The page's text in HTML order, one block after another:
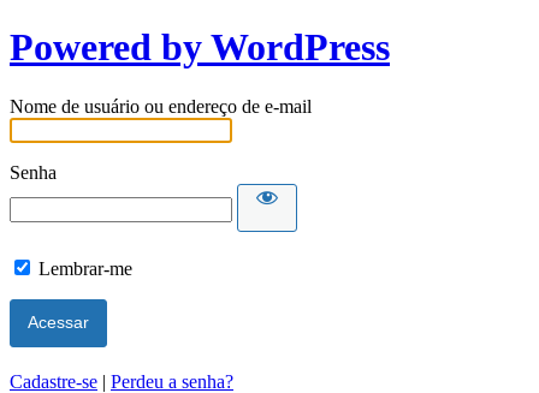
Powered by WordPress
Nome de usuário ou endereço de e-mail
Senha
Lembrar-me
Cadastre-se | Perdeu a senha?